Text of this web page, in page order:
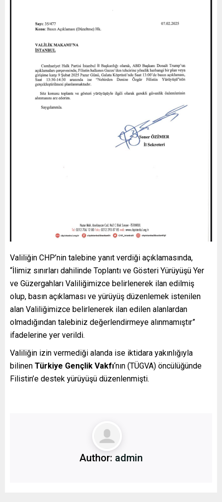
Valiliğin CHP’nin talebine yanıt verdiği açıklamasında,
“İlimiz sınırları dahilinde Toplantı ve Gösteri Yürüyüşü Yer
ve Güzergahları Valiliğimizce belirlenerek ilan edilmiş
olup, basın açıklaması ve yürüyüş düzenlemek istenilen
alan Valiliğimizce belirlenerek ilan edilen alanlardan
olmadığından talebiniz değerlendirmeye alınmamıştır”
ifadelerine yer verildi.
Valiliğin izin vermediği alanda ise iktidara yakınlığıyla
bilinen Türkiye Gençlik Vakfı‘nın (TÜGVA) öncülüğünde
Filistin’e destek yürüyüşü düzenlenmişti.
Author: admin